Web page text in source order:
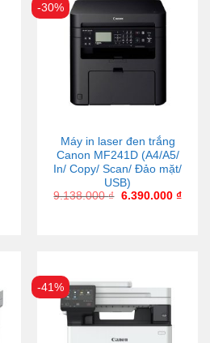
-30%
Máy in laser đen trắng
Canon MF241D (A4/A5/
In/ Copy/ Scan/ Đảo mặt/
USB)
9.138.000₫ 6.390.000 ₫
-41%